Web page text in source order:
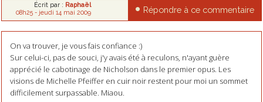
Écrit par : Raphaël
08h25- jeudi 14 mai 2009 Répondre à ce commentaire
On va trouver, je vous fais confiance :)
Sur celui-ci, pas de souci, j'y avais été à reculons, n'ayant guère
apprécié le cabotinage de Nicholson dans le premier opus. Les
visions de Michelle Pfeiffer en cuir noir restent pour moi un sommet
difficilement surpassable. Miaou.